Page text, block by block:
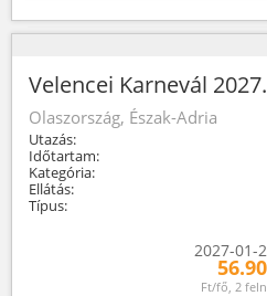
Velencei Karnevál
Olaszország, Észak-Adria
Utazás:
Időtartam:
Kategória:
Ellátás:
Típus:
2027-01-
Ft/fő, 2